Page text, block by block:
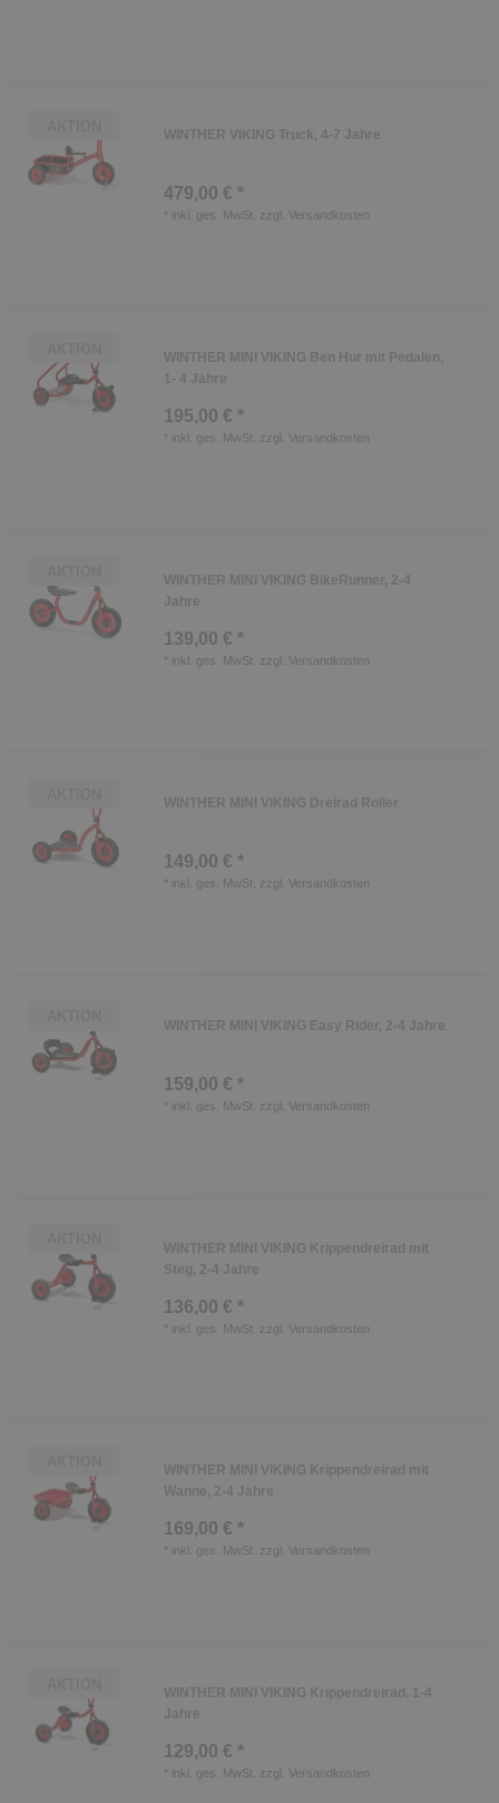
WINTHER VIKING Truck, 4-7 Jahre
479,00 € *
* inkl. ges. MwSt. zzgl. Versandkosten
WINTHER MINI VIKING Ben Hur mit Pedalen,
1- 4 Jahre
195,00 € *
* inkl. ges. MwSt. zzgl. Versandkosten
WINTHER MINI VIKING BikeRunner, 2-4
Jahre
139,00 € *
* inkl. ges. MwSt. zzgl. Versandkosten
WINTHER MINI VIKING Dreirad Roller
149,00 € *
* inkl. ges. MwSt. zzgl. Versandkosten
WINTHER MINI VIKING Easy Rider, 2-4 Jahre
159,00 € *
* inkl. ges. MwSt. zzgl. Versandkosten
WINTHER MINI VIKING Krippendreirad mit
Steg, 2-4 Jahre
136,00 € *
* inkl. ges. MwSt. zzgl. Versandkosten
WINTHER MINI VIKING Krippendreirad mit
Wanne, 2-4 Jahre
169,00 € *
* inkl. ges. MwSt. zzgl. Versandkosten
WINTHER MINI VIKING Krippendreirad, 1-4
Jahre
129,00 € *
* inkl. ges. MwSt. zzgl. Versandkosten